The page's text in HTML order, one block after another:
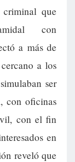
que
con
a más de
a los
ser
con oficinas
con el fin
en
reveló que